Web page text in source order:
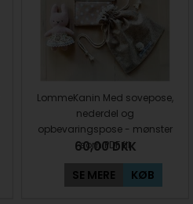
LommeKanin Med sovepose,
nederdel og
opbevaringspose - mønster
som PDF fil
60,00DKK
SE MERE KØB